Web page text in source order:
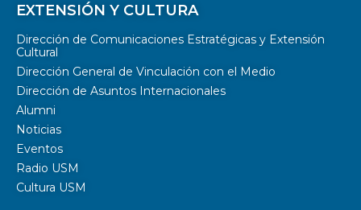
EXTENSIÓN Y CULTURA
Dirección de Comunicaciones Estratégicas y Extensión
Cultural
Dirección General de Vinculación con el Medio
Dirección de Asuntos Internacionales
Alumni
Noticias
Eventos
Radio USM
Cultura USM